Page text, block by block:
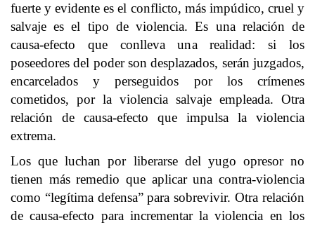
fuerte y evidente es el conflicto, más impúdico, cruel y
salvaje es el tipo de violencia. Es una relación de
causa-efecto que conlleva una realidad: si los
poseedores del poder son desplazados, serán juzgados,
encarcelados y perseguidos por los crímenes
cometidos, por la violencia salvaje empleada. Otra
relación de causa-efecto que impulsa la violencia
extrema.
Los que luchan por liberarse del yugo opresor no
tienen más remedio que aplicar una contra-violencia
como “legítima defensa” para sobrevivir. Otra relación
de causa-efecto para incrementar la violencia en los